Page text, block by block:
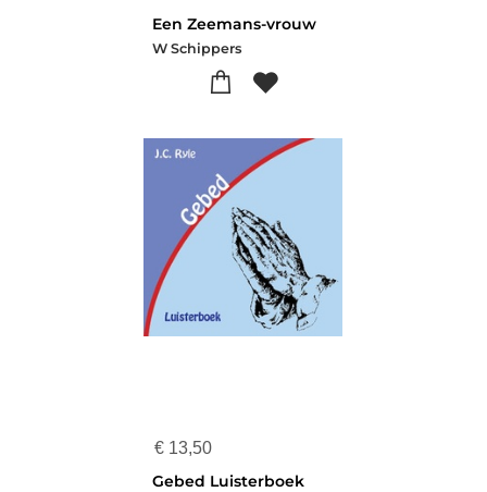
Een Zeemans-vrouw
W Schippers
€ 13,50
Gebed Luisterboek